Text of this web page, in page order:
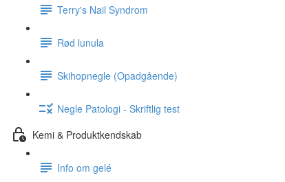
Terry's Nail Syndrom
Rød lunula
Skihopnegle (Opadgående)
Negle Patologi - Skriftlig test
Kemi & Produktkendskab
Info om gelé